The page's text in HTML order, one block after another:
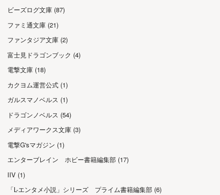
ビーズログ文庫 (87)
ファミ通文庫 (21)
ファンタジア文庫 (2)
富士見ドラゴンブック (4)
電撃文庫 (18)
カクヨム運営公式 (1)
ガルスマノベルス (1)
ドラゴンノベルス (54)
メディアワークス文庫 (3)
電撃G'sマガジン (1)
エンターブレイン ホビー書籍編集部 (17)
IIV (1)
「L-エンタメ小説」シリーズ プライム書籍編集部 (6)